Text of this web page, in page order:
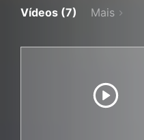
Vídeos (7) Mais